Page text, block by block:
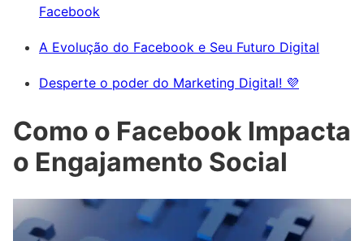
Facebook
A Evolução do Facebook e Seu Futuro Digital
Desperte o poder do Marketing Digital! 💜
Como o Facebook Impacta
o Engajamento Social